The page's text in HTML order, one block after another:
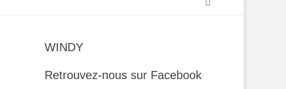
WINDY
Retrouvez-nous sur Facebook